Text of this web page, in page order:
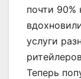
почти
услуги
Теперь